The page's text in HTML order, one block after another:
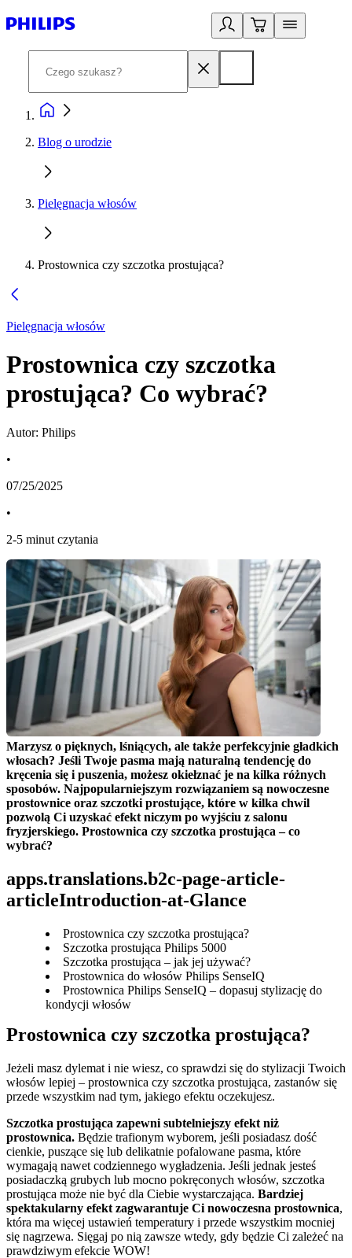
Blog o urodzie
Pielęgnacja włosów
Prostownica czy szczotka prostująca?
Pielęgnacja włosów
Prostownica czy szczotka
prostująca? Co wybrać?
Autor: Philips
•
07/25/2025
•
2-5 minut czytania
Marzysz o pięknych, lśniących, ale także perfekcyjnie gładkich
włosach? Jeśli Twoje pasma mają naturalną tendencję do
kręcenia się i puszenia, możesz okiełznać je na kilka różnych
sposobów. Najpopularniejszym rozwiązaniem są nowoczesne
prostownice oraz szczotki prostujące, które w kilka chwil
pozwolą Ci uzyskać efekt niczym po wyjściu z salonu
fryzjerskiego. Prostownica czy szczotka prostująca – co
wybrać?
apps.translations.b2c-page-article-
articleIntroduction-at-Glance
Prostownica czy szczotka prostująca?
Szczotka prostująca Philips 5000
Szczotka prostująca – jak jej używać?
Prostownica do włosów Philips SenseIQ
Prostownica Philips SenseIQ – dopasuj stylizację do
kondycji włosów
Prostownica czy szczotka prostująca?
Jeżeli masz dylemat i nie wiesz, co sprawdzi się do stylizacji Twoich
włosów lepiej – prostownica czy szczotka prostująca, zastanów się
przede wszystkim nad tym, jakiego efektu oczekujesz.
Szczotka prostująca zapewni subtelniejszy efekt niż
prostownica. Będzie trafionym wyborem, jeśli posiadasz dość
cienkie, puszące się lub delikatnie pofalowane pasma, które
wymagają nawet codziennego wygładzenia. Jeśli jednak jesteś
posiadaczką grubych lub mocno pokręconych włosów, szczotka
prostująca może nie być dla Ciebie wystarczająca. Bardziej
spektakularny efekt zagwarantuje Ci nowoczesna prostownica,
która ma więcej ustawień temperatury i przede wszystkim mocniej
się nagrzewa. Sięgaj po nią zawsze wtedy, gdy będzie Ci zależeć na
prawdziwym efekcie WOW!